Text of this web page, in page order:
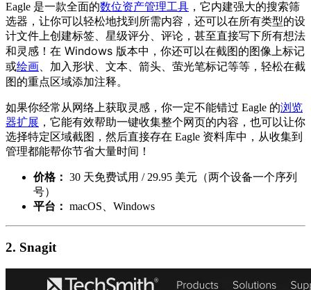
Eagle 是一款全面的数位资产管理工具 ，它内建强大的搜索筛
选器，让你可以轻松地找到所需内容，还可以在所有类型的设
计文件上创建标签、星级评分、评论，甚至直接写下所有想法
和灵感！ 在 Windows 版本中，你还可以在截图的图像上标记
或绘画、加入形状、文本、箭头、萤光笔标记等等，轻松在截
图的重点区域添加注释。
如果你经常从网络上获取灵感，你一定不能错过 Eagle 的浏览
器扩展 ，它能有效帮助一键收集整个网页的内容，也可以让你
选择特定区域截图，然后直接存在 Eagle 资料库中，从收集到
管理都能帮你节省大量时间！
价格： 30 天免费试用 / 29.95 美元（两个设备一个序列
号）
平台： macOS、Windows
2. Snagit